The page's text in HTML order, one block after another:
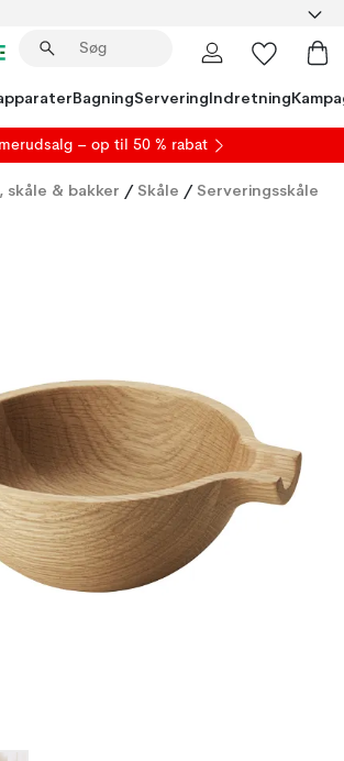
BagningServeringIndretning
– op til 50 % rabat
skåle & bakker / Skåle / Serveringsskåle